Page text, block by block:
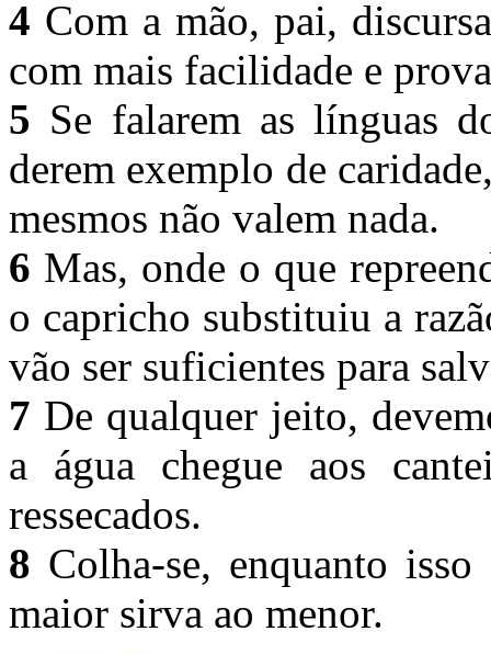
4 Com a mão, pai,
com mais facilidade e
5 Se falarem as línguas
derem exemplo de
mesmos não valem nada.
6 Mas, onde o que
o capricho substituiu a
vão ser suficientes para
7 De qualquer jeito,
a água chegue aos
ressecados.
8 Colha-se, enquanto
maior sirva ao menor.